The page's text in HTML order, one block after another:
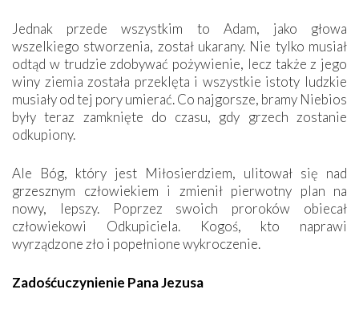
Jednak przede wszystkim to Adam, jako głowa
wszelkiego stworzenia, został ukarany. Nie tylko musiał
odtąd w trudzie zdobywać pożywienie, lecz także z jego
winy ziemia została przeklęta i wszystkie istoty ludzkie
musiały od tej pory umierać. Co najgorsze, bramy Niebios
były teraz zamknięte do czasu, gdy grzech zostanie
odkupiony.
Ale Bóg, który jest Miłosierdziem, ulitował się nad
grzesznym człowiekiem i zmienił pierwotny plan na
nowy, lepszy. Poprzez swoich proroków obiecał
człowiekowi Odkupiciela. Kogoś, kto naprawi
wyrządzone zło i popełnione wykroczenie.
Zadośćuczynienie Pana Jezusa